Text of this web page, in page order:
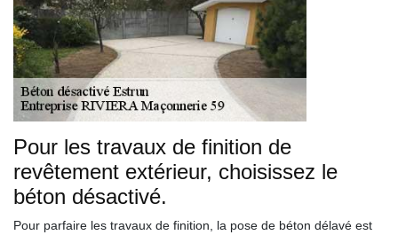
Pour les travaux de finition de
revêtement extérieur, choisissez le
béton désactivé.
Pour parfaire les travaux de finition, la pose de béton délavé est